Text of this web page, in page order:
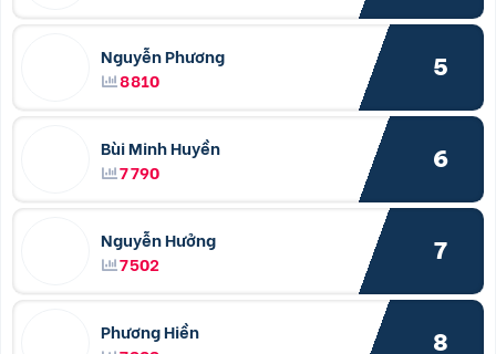
Nguyễn Phương
8810
5
Bùi Minh Huyền
7790
6
Nguyễn Hưởng
7502
7
Phương Hiền
8